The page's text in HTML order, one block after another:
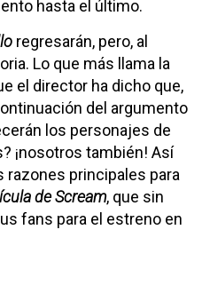
hasta el último.
regresarán, pero, al
Lo que más llama la
el director ha dicho que,
del argumento
los personajes de
¡nosotros también! Así
razones principales para
de Scream, que sin
fans para el estreno en